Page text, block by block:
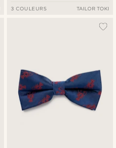
3 COULEURS TAILOR TOKI